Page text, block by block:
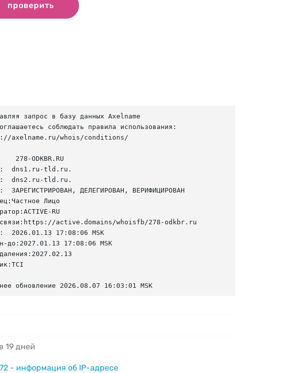
проверить
запрос в базу данных Axelname
соблюдать правила использования:
axelname.ru/whois/conditions/
278-ODKBR.RU
dns1.ru-tld.ru.
dns2.ru-tld.ru.
ЗАРЕГИСТРИРОВАН, ДЕЛЕГИРОВАН, ВЕРИФИЦИРОВАН
Лицо
RU
связи:https://active.domains/whoisfb/278-odkbr.ru
2026.01.13 17:08:06 MSK
до:2027.01.13 17:08:06 MSK
обновление 2026.08.07 16:03:01 MSK
19 дней
- информация об IP-адресе